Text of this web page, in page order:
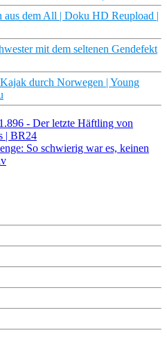
aus dem All | Doku HD Reupload |
mit dem seltenen Gendefekt
durch Norwegen | Young
- Der letzte Häftling von
| BR24
So schwierig war es, keinen